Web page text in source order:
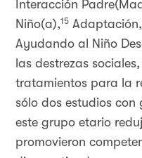
Interacción
Niño(a),15 Adaptación,
Ayudando al Niño
las destrezas
tratamientos para la
sólo dos estudios
este grupo etario
promovieron